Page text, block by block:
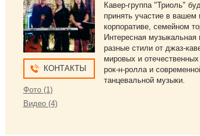
КОНТАКТЫ
Фото (1)
Видео (4)
Кавер-группа "Триоль"
принять участие в вашем
корпоративе, семейном
Интересная музыкальная
разные стили от джаз-
мировых и
рок-н-ролла и
танцевальной музыки.